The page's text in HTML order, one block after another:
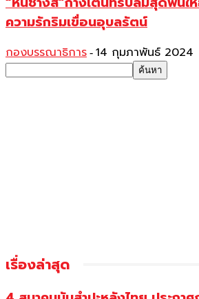
ความรักริมเขื่อนอุบลรัตน์
กองบรรณาธิการ - 14 กุมภาพันธ์ 2024
เรื่องล่าสุด